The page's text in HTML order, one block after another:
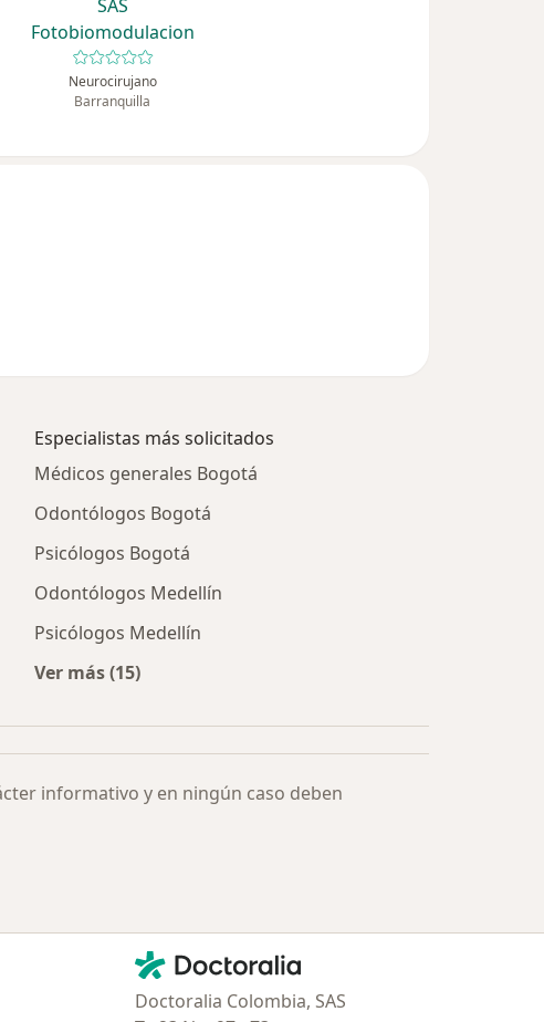
SAS
Fotobiomodulacion
Neurocirujano
Barranquilla
Especialistas más solicitados
Médicos generales Bogotá
Odontólogos Bogotá
Psicólogos Bogotá
Odontólogos Medellín
Psicólogos Medellín
Ver más (15)
informativo y en ningún caso deben
Contacto
Doctoralia - Página de inicio
Doctoralia Colombia, SAS